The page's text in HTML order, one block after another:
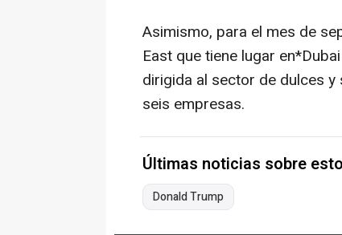
Asimismo, para el mes de
East que tiene lugar
dirigida al sector de dulces
seis empresas.
Últimas noticias sobre
Donald Trump